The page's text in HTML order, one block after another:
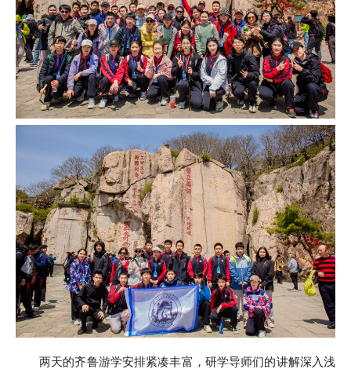
两天的齐鲁游学安排紧凑丰富，研学导师们的讲解深入浅